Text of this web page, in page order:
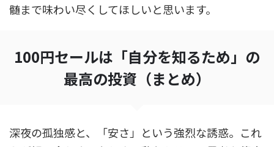
髄まで味わい尽くしてほしいと思います。
100円セールは「自分を知るため」の
最高の投資（まとめ）
深夜の孤独感と、「安さ」という強烈な誘惑。これ